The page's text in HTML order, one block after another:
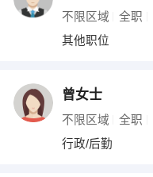
不限区域 全职
其他职位
曾女士
不限区域 全职
行政/后勤